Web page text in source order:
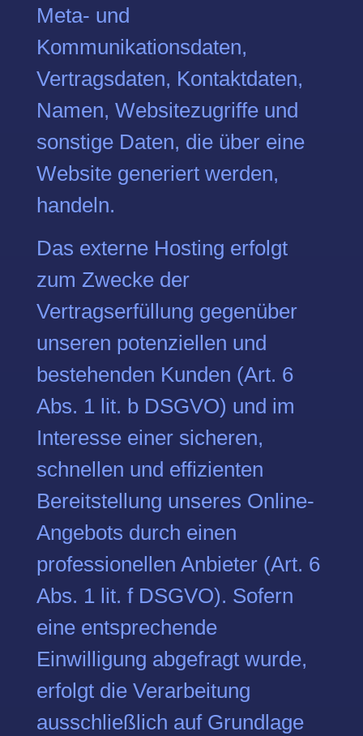
Meta- und
Kommunikationsdaten,
Vertragsdaten, Kontaktdaten,
Namen, Websitezugriffe und
sonstige Daten, die über eine
Website generiert werden,
handeln.
Das externe Hosting erfolgt
zum Zwecke der
Vertragserfüllung gegenüber
unseren potenziellen und
bestehenden Kunden (Art. 6
Abs. 1 lit. b DSGVO) und im
Interesse einer sicheren,
schnellen und effizienten
Bereitstellung unseres Online-
Angebots durch einen
professionellen Anbieter (Art. 6
Abs. 1 lit. f DSGVO). Sofern
eine entsprechende
Einwilligung abgefragt wurde,
erfolgt die Verarbeitung
ausschließlich auf Grundlage